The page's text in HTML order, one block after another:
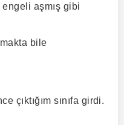
aşmış gibi
bile
çıktığım sınıfa girdi.